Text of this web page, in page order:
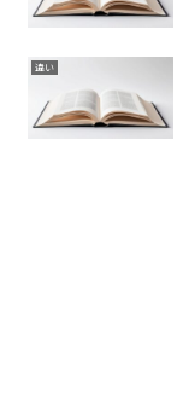
違い